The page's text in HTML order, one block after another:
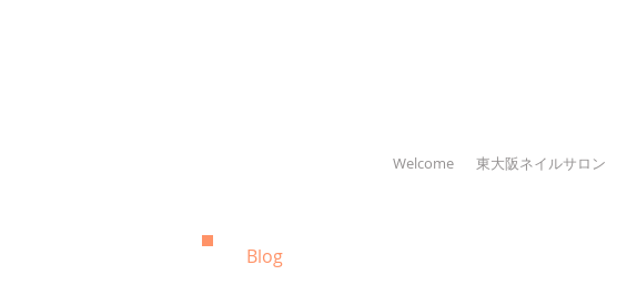
Welcome 東大阪ネイルサロン
Blog